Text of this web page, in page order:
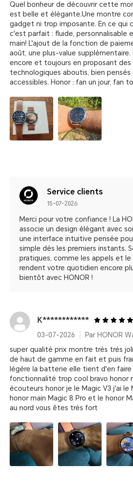
Quel bonheur de découvrir cette
est belle et élégante.Une montre
gadget ni trop imposante. En ce qui
c'est parfait : fluide, personnalisable
main! L'ajout de la fonction de
août, une plus-value
encore et toujours en proposant des
technologiques aboutis, bien
accessibles. Honor : fan un jour, fan
Service clients
15-07-2026
Merci pour votre confiance ! La
associe un design élégant avec
une interface intuitive pensée
simple dès les premiers instants.
pratiques, comme les appels et le
rendent votre quotidien encore
bientôt avec HONOR !
K************
03-07-2026
super qualité prix montre très très
de haut de gamme en fait et puis
légère la batterie elle tient d'en faire
fonctionnalité trop cool bravo honor
écouteurs honor je le Magic V3 j'ai le
honor main Magic 8 Pro et le honor
au nord vous êtes très fort